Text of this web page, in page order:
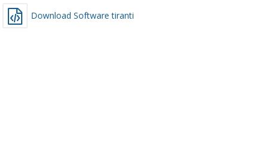
Download Software tiranti